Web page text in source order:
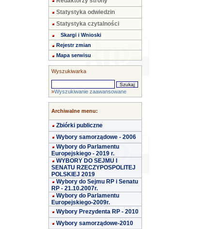
Statystyka odwiedzin
Statystyka czytalności
Skargi i Wnioski
Rejestr zmian
Mapa serwisu
Wyszukiwarka
»Wyszukiwanie zaawansowane
Archiwalne menu:
Zbiórki publiczne
Wybory samorządowe - 2006
Wybory do Parlamentu
Europejskiego - 2019 r.
WYBORY DO SEJMU I
SENATU RZECZYPOSPOLITEJ
POLSKIEJ 2019
Wybory do Sejmu RP i Senatu
RP - 21.10.2007r.
Wybory do Parlamentu
Europejskiego-2009r.
Wybory Prezydenta RP - 2010
Wybory samorządowe-2010